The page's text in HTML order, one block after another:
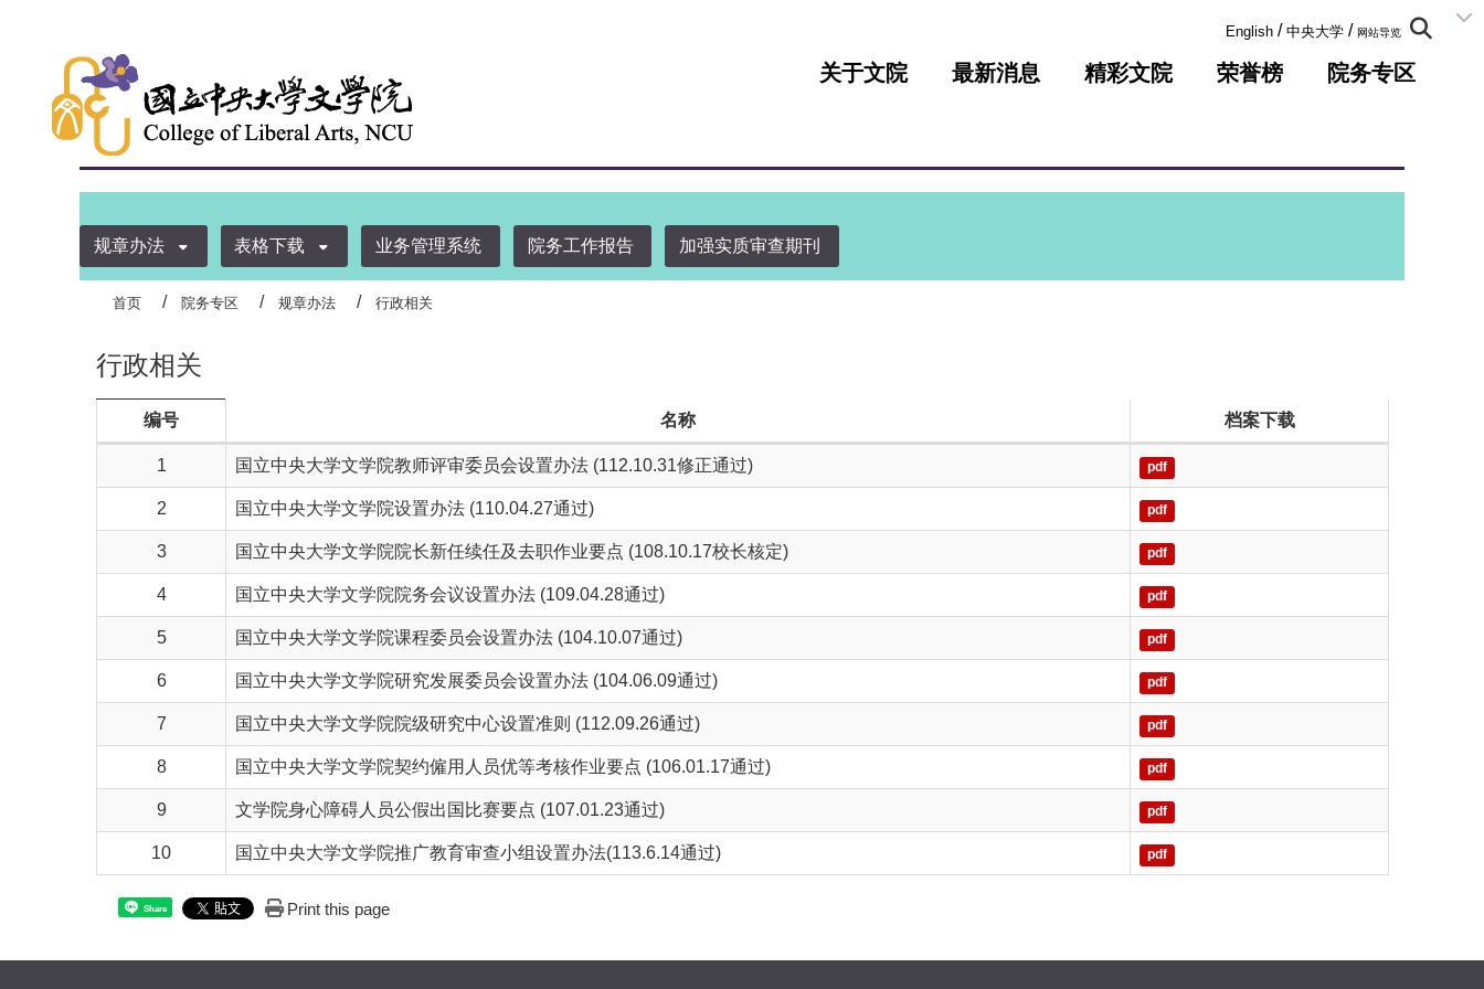
English / 中央大学 / 网站导览
关于文院 最新消息 精彩文院 荣誉榜 院务专区
规章办法 表格下载 业务管理系统 院务工作报告 加强实质审查期刊
首页 院务专区 规章办法 行政相关
行政相关
编号 名称 档案下载
1 国立中央大学文学院教师评审委员会设置办法 (112.10.31修正通过) pdf
2 国立中央大学文学院设置办法 (110.04.27通过) pdf
3 国立中央大学文学院院长新任续任及去职作业要点 (108.10.17校长核定) pdf
4 国立中央大学文学院院务会议设置办法 (109.04.28通过) pdf
5 国立中央大学文学院课程委员会设置办法 (104.10.07通过) pdf
6 国立中央大学文学院研究发展委员会设置办法 (104.06.09通过) pdf
7 国立中央大学文学院院级研究中心设置准则 (112.09.26通过) pdf
8 国立中央大学文学院契约僱用人员优等考核作业要点 (106.01.17通过) pdf
9 文学院身心障碍人员公假出国比赛要点 (107.01.23通过) pdf
10 国立中央大学文学院推广教育审查小组设置办法(113.6.14通过) pdf
Share Print this page